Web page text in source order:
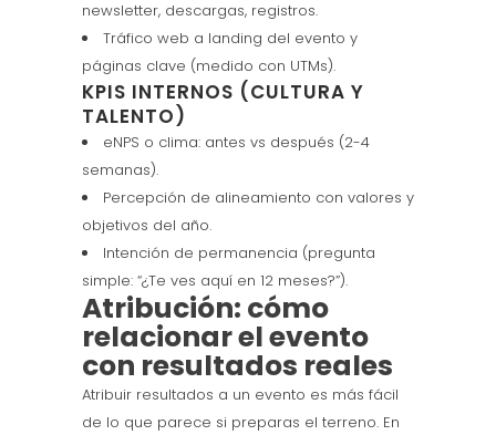
newsletter, descargas, registros.
Tráfico web a landing del evento y
páginas clave (medido con UTMs).
KPIS INTERNOS (CULTURA Y
TALENTO)
eNPS o clima: antes vs después (2-4
semanas).
Percepción de alineamiento con valores y
objetivos del año.
Intención de permanencia (pregunta
simple: “¿Te ves aquí en 12 meses?”).
Atribución: cómo
relacionar el evento
con resultados reales
Atribuir resultados a un evento es más fácil
de lo que parece si preparas el terreno. En